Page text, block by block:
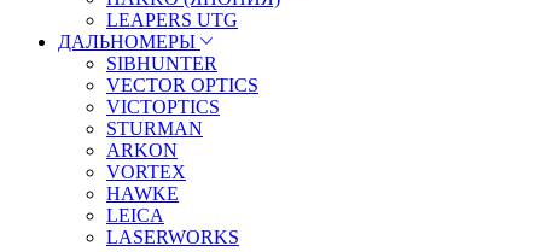
LEAPERS UTG
ДАЛЬНОМЕРЫ
SIBHUNTER
VECTOR OPTICS
VICTOPTICS
STURMAN
ARKON
VORTEX
HAWKE
LEICA
LASERWORKS